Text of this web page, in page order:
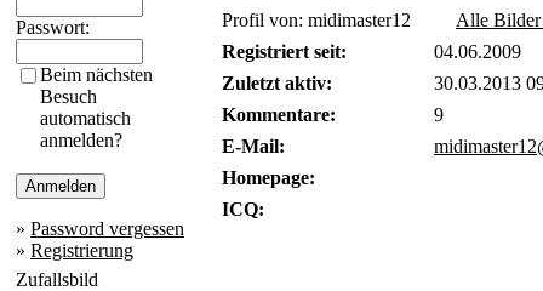
Passwort:
Beim nächsten
Besuch
automatisch
anmelden?
» Password vergessen
» Registrierung
Zufallsbild
Profil von: midimaster12
Alle Bilder
Registriert seit:
04.06.2009
Zuletzt aktiv:
30.03.2013
Kommentare:
9
E-Mail:
Homepage:
ICQ: